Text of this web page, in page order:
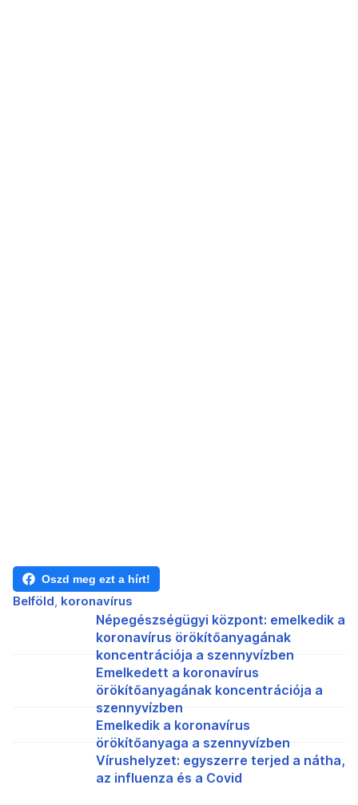
Oszd meg ezt a hírt!
Belföld koronavírus
Népegészségügyi központ: emelkedik a
koronavírus örökítőanyagának
koncentrációja a szennyvízben
Emelkedett a koronavírus
örökítőanyagának koncentrációja a
szennyvízben
Emelkedik a koronavírus
örökítőanyaga a szennyvízben
Vírushelyzet: egyszerre terjed a nátha,
az influenza és a Covid